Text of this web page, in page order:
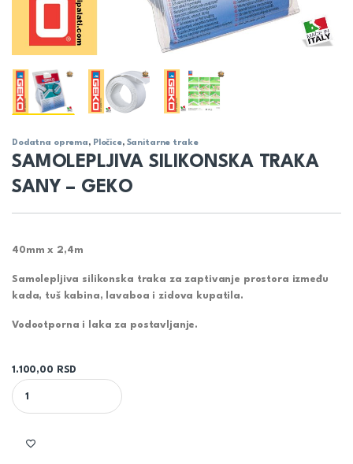
Dodatna oprema, Pločice, Sanitarne trake
SAMOLEPLJIVA SILIKONSKA TRAKA
SANY – GEKO
40mm x 2,4m
Samolepljiva silikonska traka za zaptivanje prostora između
kada, tuš kabina, lavaboa i zidova kupatila.
Vodootporna i laka za postavljanje.
1.100,00
RSD
SAMOLEPLJIVA SILIKONSKA TRAKA SANY - GEKO quantity